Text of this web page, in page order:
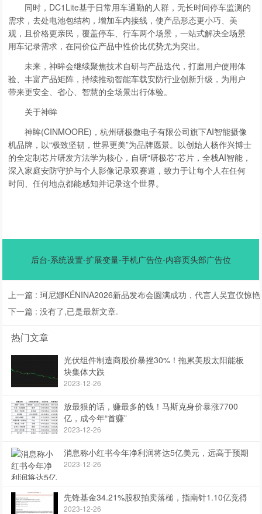
同时，DC1Lite基于日常用车通勤的人群，无长时间停车监测的
需求，去处电池包结构，增加车内接线，使产品形态更小巧、美
观，且价格更亲民，覆盖停车、行车两个场景，一站式解决全场景
用车记录需求，在同价位产品中性价比优势尤为突出。
未来，神眸会继续聚焦技术自研与产品迭代，打磨用户使用体
验、丰富产品矩阵，持续推动智能车载安防行业创新升级，为用户
带来更安全、省心、智慧的全场景出行体验。
关于神眸
神眸(CINMOORE)，杭州研极微电子有限公司旗下AI智能摄像
机品牌，以“极致坚韧，世界更美”为品牌愿景。以创始人杨作兴博士
的全定制芯片研发方法学为核心，自研“研极芯”芯片，全栈AI智能，
深入家庭安防守护与个人影像记录双赛道，致力于让每个人在任何
时间、任何地点都能感知并记录这个世界。
后台-系统设置-扩展变量-手机广告位-内容页头部广告位
上一篇 : 珂尼娜KÉNINA2026新品发布会圆满成功，代言人吴宣仪惊
下一篇 : 没有了,已是最新文章.
热门文章
光伏组件制造商股价暴挫30%！拖累美股太阳能板
块集体大跌
2023-12-26
放最狠的话，赚最多的钱！马斯克身价暴涨7700
亿，成今年“首赚”
2023-12-26
消息称小红书今年净利润将达5亿美元，远高于预期
2023-12-26
先锋基金34.21%股权拍卖落槌，指南针1.10亿竞得
2023-12-26